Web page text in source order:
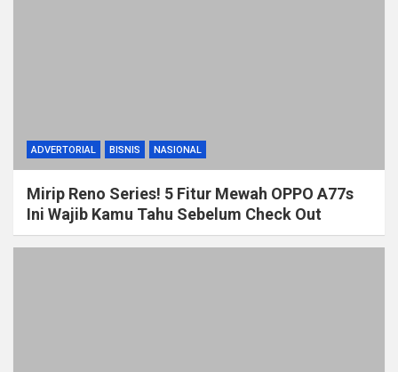
ADVERTORIAL BISNIS NASIONAL
Mirip Reno Series! 5 Fitur Mewah OPPO A77s
Ini Wajib Kamu Tahu Sebelum Check Out